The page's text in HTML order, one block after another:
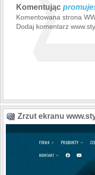
Komentując
Komentowana strona
Dodaj komentarz
Zrzut ekranu